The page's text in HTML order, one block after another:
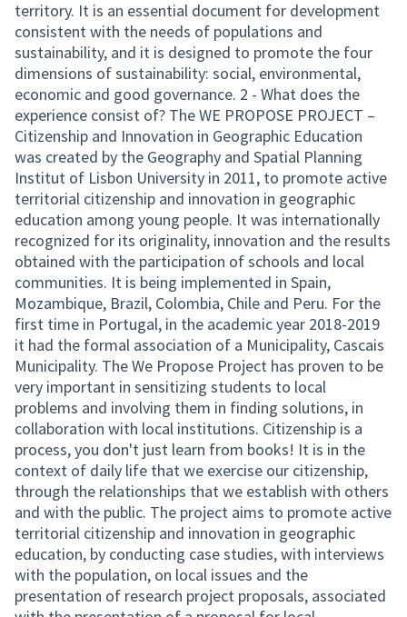
territory. It is an essential document for development
consistent with the needs of populations and
sustainability, and it is designed to promote the four
dimensions of sustainability: social, environmental,
economic and good governance. 2 - What does the
experience consist of? The WE PROPOSE PROJECT –
Citizenship and Innovation in Geographic Education
was created by the Geography and Spatial Planning
Institut of Lisbon University in 2011, to promote active
territorial citizenship and innovation in geographic
education among young people. It was internationally
recognized for its originality, innovation and the results
obtained with the participation of schools and local
communities. It is being implemented in Spain,
Mozambique, Brazil, Colombia, Chile and Peru. For the
first time in Portugal, in the academic year 2018-2019
it had the formal association of a Municipality, Cascais
Municipality. The We Propose Project has proven to be
very important in sensitizing students to local
problems and involving them in finding solutions, in
collaboration with local institutions. Citizenship is a
process, you don't just learn from books! It is in the
context of daily life that we exercise our citizenship,
through the relationships that we establish with others
and with the public. The project aims to promote active
territorial citizenship and innovation in geographic
education, by conducting case studies, with interviews
with the population, on local issues and the
presentation of research project proposals, associated